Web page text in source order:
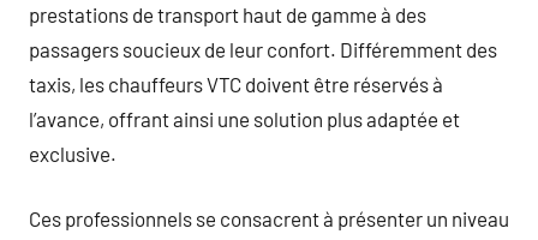
prestations de transport haut de gamme à des
passagers soucieux de leur confort. Différemment des
taxis, les chauffeurs VTC doivent être réservés à
l’avance, offrant ainsi une solution plus adaptée et
exclusive.
Ces professionnels se consacrent à présenter un niveau